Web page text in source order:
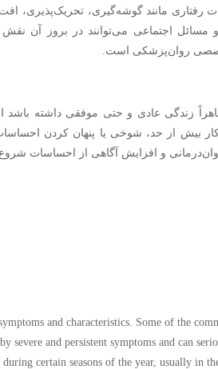
رفتاری مانند گوشه‌گیری، تحریک‌پذیری،
مسائل اجتماعی می‌توانند در بروز آن
روان‌پزشکی است.
زندگی عادی و حتی موفقی داشته باشد
بیش از حد، شوخی یا پنهان کردن
و افزایش آگاهی از احساسات
and characteristics. Some of the
severe and persistent symptoms and can
certain seasons of the year, usually in